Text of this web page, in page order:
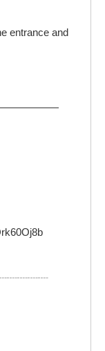
entrance and